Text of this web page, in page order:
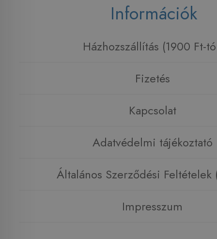
Információk
Házhozszállítás (1900 Ft-
Fizetés
Kapcsolat
Adatvédelmi tájékoztató
Általános Szerződési Feltételek
Impresszum